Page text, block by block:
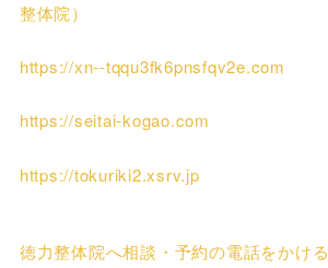
整体院）
https://xn--tqqu3fk6pnsfqv2e.com
https://seitai-kogao.com
https://tokuriki2.xsrv.jp
徳力整体院へ相談・予約の電話をかける